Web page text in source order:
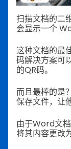
扫描文档的二
会显示一个
这种文档的最
码解决方案可
的QR码。
而且最棒的是
保存文件，让
由于Word文
将其内容更改